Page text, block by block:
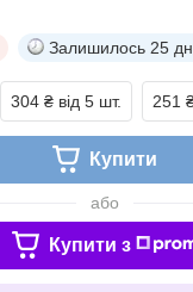
Залишилось 25
304 ₴ від 5 шт. 251
Купити
або
Купити з